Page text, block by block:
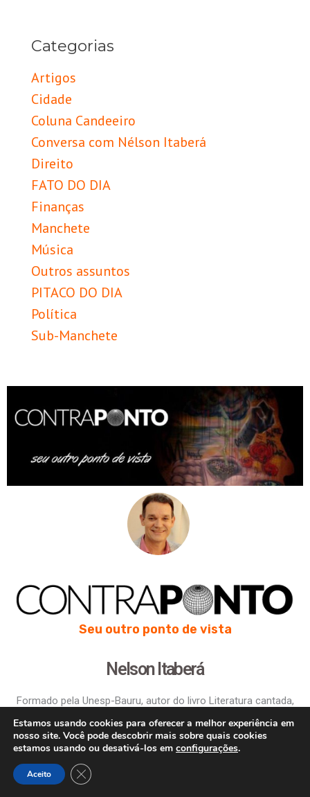
Categorias
Artigos
Cidade
Coluna Candeeiro
Conversa com Nélson Itaberá
Direito
FATO DO DIA
Finanças
Manchete
Música
Outros assuntos
PITACO DO DIA
Política
Sub-Manchete
Seu outro ponto de vista
Nelson Itaberá
Formado pela Unesp-Bauru, autor do livro Literatura cantada,
1999 em jornalismo investigativo.
Inscreva-se e receba as notícias em
Estamos usando cookies para oferecer a melhor experiência em
nosso site. Você pode descobrir mais sobre quais cookies
estamos usando ou desativá-los em configurações.
Aceito Close GDPR Cookie Banner